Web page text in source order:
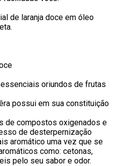
de laranja doce em óleo
oriundos de frutas
possui em sua constituição
de compostos oxigenados e
de desterpernização
aromático uma vez que se
como: cetonas,
pelo seu sabor e odor.